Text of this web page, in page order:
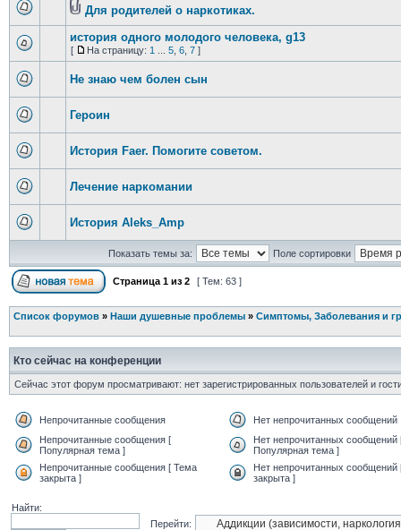
Для родителей о наркотиках.
история одного молодого человека, g13
[ На страницу: 1 5, 6, 7]
Не знаю чем болен сын
Героин
История Faer. Помогите советом.
Лечение наркомании
История Aleks_Amp
Показать темы за: Поле сортировки
Страница 1из 2 [ Тем: 63 ]
Список форумов» Наши душевные проблемы» Симптомы, Заболевания и
Кто сейчас на конференции
Сейчас этот форум просматривают: нет зарегистрированных пользователей и
Непрочитанные сообщения
Нет непрочитанных сообщений
Непрочитанные сообщения [
Популярная тема ]
Нет непрочитанных сообщений
Популярная тема ]
Непрочитанные сообщения [ Тема
закрыта ]
Нет непрочитанных сообщений
закрыта ]
Найти:
Перейти: